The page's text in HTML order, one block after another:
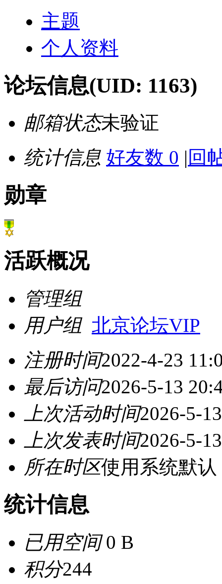
主题
个人资料
论坛信息(UID: 1163)
邮箱状态未验证
统计信息 好友数 0 | 回
勋章
活跃概况
管理组
用户组 北京论坛VIP
注册时间2022-4-23
最后访问2026-5-13
上次活动时间2026-5-
上次发表时间2026-5-
所在时区使用系统默认
统计信息
已用空间0 B
积分244